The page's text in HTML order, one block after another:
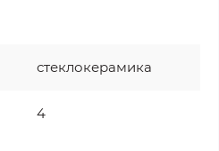
стеклокерамика
4